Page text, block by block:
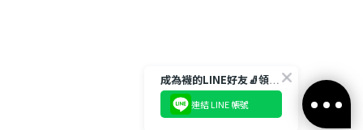
成為襪的LINE好友🧦領取$50折扣碼
連結 LINE 帳號